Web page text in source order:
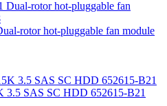
rotor hot-pluggable fan module
3.5 SAS SC HDD 652615-B21